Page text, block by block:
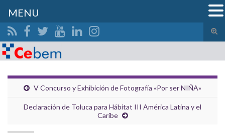
el
Search for:
V Concurso y Exhibición de Fotografía «Por ser NIÑA»
Declaración de Toluca para Hábitat III América Latina y el
Caribe
MENU